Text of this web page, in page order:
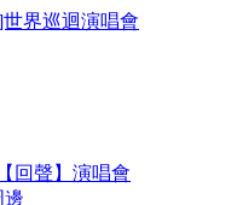
世界巡迴演唱會
回聲】演唱會
邊